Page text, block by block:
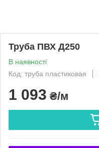
Труба ПВХ Д250
В наявності
Код: труба пластиковая
1 093 ₴/м